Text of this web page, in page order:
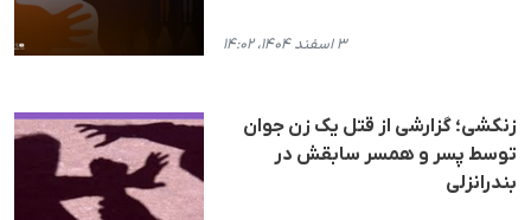
۳ اسفند ۱۴۰۴، ۱۴:۰۲
زنکشی؛ گزارشی از قتل یک زن جوان
توسط پسر و همسر سابقش در
بندرانزلی